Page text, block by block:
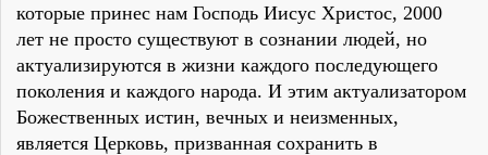
которые принес нам Господь Иисус Христос, 2000
лет не просто существуют в сознании людей, но
актуализируются в жизни каждого последующего
поколения и каждого народа. И этим актуализатором
Божественных истин, вечных и неизменных,
является Церковь, призванная сохранить в